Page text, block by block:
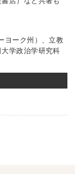
ヨーク州）、立教
学政治学研究科